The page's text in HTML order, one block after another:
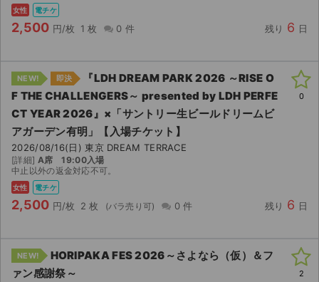
女性 電チケ
2,500 円/枚 1 枚 0 件 残り 6 日
NEW! 即決
『LDH DREAM PARK 2026 ～RISE O
F THE CHALLENGERS～ presented by LDH PERFE
CT YEAR 2026』×「サントリー⽣ビールドリームビ
アガーデン有明」【入場チケット】
2026/08/16(日) 東京 DREAM TERRACE
[詳細] A席 19:00入場
中止以外の返金対応不可。
女性 電チケ
2,500 円/枚 2 枚 0 件 残り 6 日
0
NEW!
HORIPAKA FES 2026～さよなら（仮）＆フ
ァン感謝祭～
2